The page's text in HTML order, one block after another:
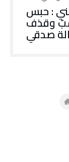
: حبس
وقذف
صدقي